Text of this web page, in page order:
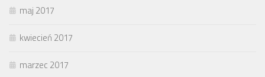
maj 2017
kwiecień 2017
marzec 2017